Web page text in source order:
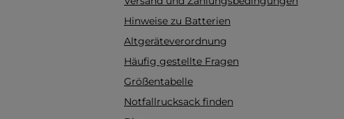
Material:
Material
Hinweise zu Batterien
Altgeräteverordnung
Häufig gestellte Fragen
Größentabelle
Notfallrucksack finden